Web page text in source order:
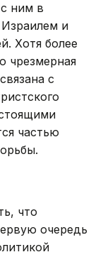
ним в
и
Хотя более
чрезмерная
с
частью
что
очередь